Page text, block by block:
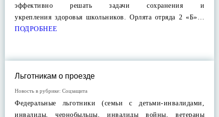
эффективно решать задачи сохранения и
укрепления здоровья школьников. Орлята отряда 2 «Б»…
ПОДРОБНЕЕ
Льготникам о проезде
Новость в рубрике: Соцзащита
Федеральные льготники (семьи с детьми-инвалидами,
инвалиды, чернобыльцы, инвалиды войны, ветераны